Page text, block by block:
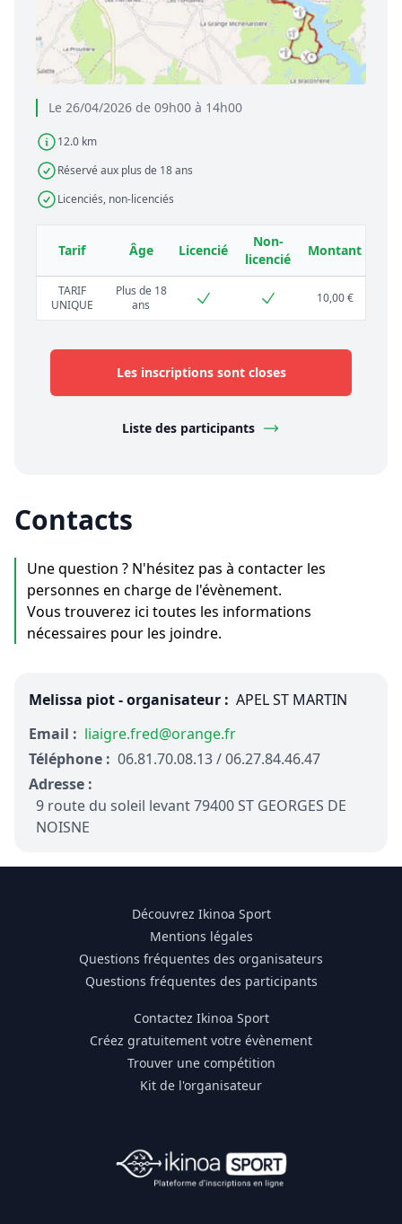
Le 26/04/2026 de 09h00 à 14h00
12.0 km
Réservé aux plus de 18 ans
Licenciés, non-licenciés
Tarif Âge Licencié
Non-
licencié
Montant
TARIF
UNIQUE
Plus de 18
ans
10,00 €
Les inscriptions sont closes
Liste des participants
Contacts
Une question ? N'hésitez pas à contacter les
personnes en charge de l'évènement.
Vous trouverez ici toutes les informations
nécessaires pour les joindre.
Melissa piot - organisateur : APEL ST MARTIN
Email : liaigre.fred@orange.fr
Téléphone : 06.81.70.08.13 / 06.27.84.46.47
Adresse :
9 route du soleil levant 79400 ST GEORGES DE
NOISNE
Découvrez Ikinoa Sport
Mentions légales
Questions fréquentes des organisateurs
Questions fréquentes des participants
Contactez Ikinoa Sport
Créez gratuitement votre évènement
Trouver une compétition
Kit de l'organisateur